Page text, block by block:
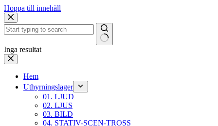
Hoppa till innehåll
Inga resultat
Hem
Uthyrningslager
01. LJUD
02. LJUS
03. BILD
04. STATIV-SCEN-TROSS